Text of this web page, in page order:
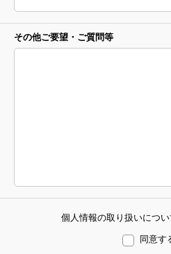
その他ご要望・ ご質問等
個人情報の取り扱いについ
同意す